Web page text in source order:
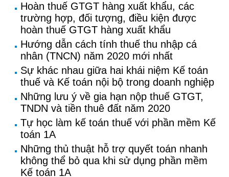
Hoàn thuế GTGT hàng xuất khẩu, các
trường hợp, đối tượng, điều kiện được
hoàn thuế GTGT hàng xuất khẩu
Hướng dẫn cách tính thuế thu nhập cá
nhân (TNCN) năm 2020 mới nhất
Sự khác nhau giữa hai khái niệm Kế toán
thuế và Kế toán nội bộ trong doanh nghiệp
Những lưu ý về gia hạn nộp thuế GTGT,
TNDN và tiền thuê đất năm 2020
Tự học làm kế toán thuế với phần mềm Kế
toán 1A
Những thủ thuật hỗ trợ quyết toán nhanh
không thể bỏ qua khi sử dụng phần mềm
Kế toán 1A